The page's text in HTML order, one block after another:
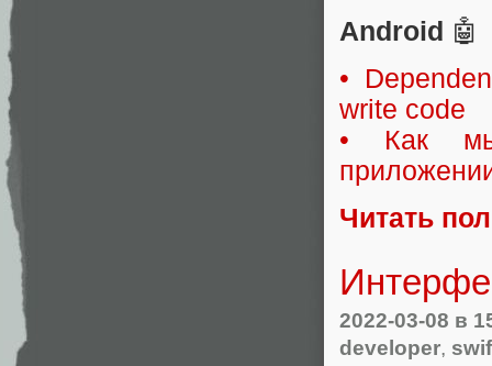
Android 🤖
•
write code
• Как мы
Читать
2022-03-08 в
developer,